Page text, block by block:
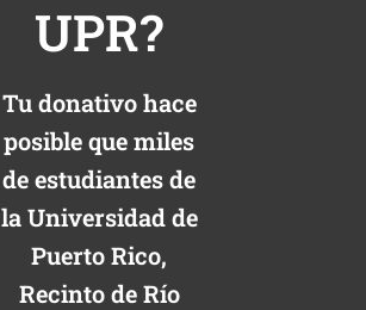
UPR?
Tu donativo hace
posible que miles
de estudiantes de
la Universidad de
Puerto Rico,
Recinto de Río